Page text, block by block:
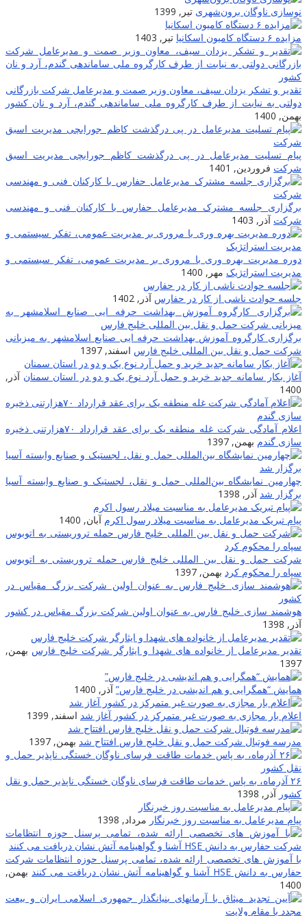
نوسازی ناوگان برون‌شهری تیر, 1399
مزایده ۶ دستگاه کامیون اسکانیا
تیر, 1403
تقدیر و تشکر یزدان سیف، معاون وزیر صمت و مدیرعامل شرکت بازرگانی
دولتی به نیابت از طرف کارگروه ملی ساماندهی گندم، آرد و نان کشور
بهمن, 1400
پیام تسلیت مدیرعامل در پی درگذشت کاظم جورابچی مدیریت اسبق
شرکت فروردین, 1401
برگزاری جلسه مشترک مدیرعامل حفارس با کارکنان فنی و مهندسی
شرکت آذر, 1403
دوره مدیریت بهره وری با مروری بر مدیریت عمومی، تفکر سیستمی و
مدیریت استراتژیک مهر, 1400
جلسه حوادث ناشی از کار در حفارس آذر, 1402
برگزاری کارگروه آموزش بهداشت حرفه ایی صنایع اسلامشهر به میزبانی
شرکت حمل و نقل بین المللی خلیج فارس اسفند, 1397
آغاز بکار سامانه جدید خرید و حمل آرد نوع یک و دو در استان سمنان آذر,
1400
اعلام آمادگی شرکت غله منطقه یک برای عقد قرارداد ۷۰هزارتنی ذخیره
سازی گندم بهمن, 1397
چهارمین نمایشگاه بین‌المللی حمل و نقل، لجستیک و صنایع وابسته آسیا
برگزار ‌شد آذر, 1398
پیام تبریک مدیرعامل به مناسبت میلاد رسول اکرم آبان, 1400
شرکت حمل و نقل بین المللی خلیج فارس حمله تروریستی به اتوبوس
سپاه را محکوم کرد بهمن, 1397
هوشمند سازی خلیج فارس به عنوان اولین شرکت بزرگ مقیاس در کشور
آذر, 1398
تقدیر مدیرعامل از خانواده های شهدا و ایثارگر شرکت خلیج فارس بهمن,
1397
همایش “همگرایی و هم اندیشی در خلیج فارس” آذر, 1400
اعلام بار مجازی به صورت غیر متمرکز در کشور آغاز شد اسفند, 1399
مدرسه فوتبال شرکت حمل و نقل خلیج فارس افتتاح شد بهمن, 1397
۲۶ آذرماه، به پاس خدمات طاقت فرسای ناوگان خستگی ناپذیر حمل و نقل
کشور آذر, 1398
پیام مدیرعامل به مناسبت روز خبرنگار مرداد, 1398
با آموزش های تخصصی ارائه شده، تمامی پرسنل حوزه انتظامات شرکت
حفارس به دانش HSE آشنا و گواهینامه آتش نشان دریافت می کنند
بهمن,
1400